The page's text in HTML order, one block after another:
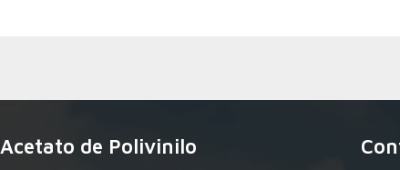
Acetato de Polivinilo